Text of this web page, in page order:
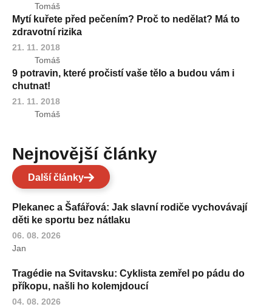
Tomáš
Mytí kuřete před pečením? Proč to nedělat? Má to
zdravotní rizika
21. 11. 2018
Tomáš
9 potravin, které pročistí vaše tělo a budou vám i
chutnat!
21. 11. 2018
Tomáš
Nejnovější články
Další články
Plekanec a Šafářová: Jak slavní rodiče vychovávají
děti ke sportu bez nátlaku
06. 08. 2026
Jan
Tragédie na Svitavsku: Cyklista zemřel po pádu do
příkopu, našli ho kolemjdoucí
04. 08. 2026